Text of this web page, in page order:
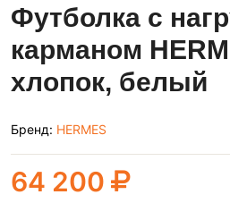
Футболка с
карманом
хлопок, белый
Бренд: HERMES
64 200